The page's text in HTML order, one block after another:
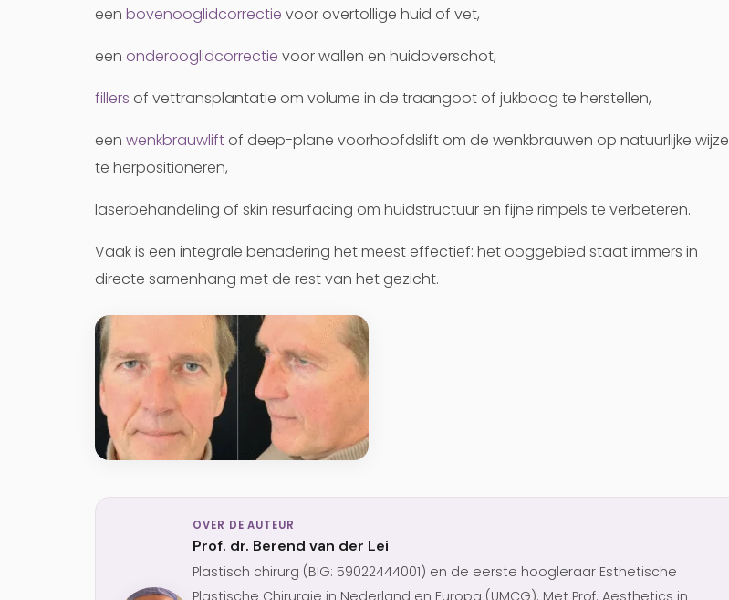
een bovenooglidcorrectie voor overtollige huid of vet,
een onderooglidcorrectie voor wallen en huidoverschot,
fillers of vettransplantatie om volume in de traangoot of jukboog te herstellen,
een wenkbrauwliftof deep-plane voorhoofdslift om de wenkbrauwen op natuurlijke wijze
te herpositioneren,
laserbehandeling of skin resurfacing om huidstructuur en fijne rimpels te verbeteren.
Vaak is een integrale benadering het meest effectief: het ooggebied staat immers in
directe samenhang met de rest van het gezicht.
OVER DE AUTEUR
Prof. dr. Berend van der Lei
Plastisch chirurg (BIG: 59022444001) en de eerste hoogleraar Esthetische
Plastische Chirurgie in Nederland en Europa (UMCG). Met Prof. Aesthetics in